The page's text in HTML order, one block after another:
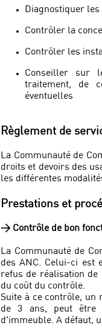
Diagnostiquer
Contrôler la
Contrôler les
Conseiller sur
traitement, de
éventuelles
Règlement de
La Communauté de
droits et devoirs des
les différentes
Prestations et
> Contrôle de bon
La Communauté de
des ANC. Celui-ci est
refus de réalisation de
du coût du contrôle.
Suite à ce contrôle, un
de 3 ans, peut être
d'immeuble. A défaut,